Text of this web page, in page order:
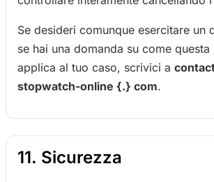
Se desideri comunque esercitare un
se hai una domanda su come
applica al tuo caso, scrivici a
stopwatch-online {.} com.
11. Sicurezza